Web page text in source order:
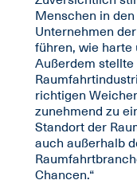
Menschen in
Unternehmen
führen, wie harte
Außerdem
richtigen
zunehmend zu
Standort der
auch außerhalb
Chancen.“